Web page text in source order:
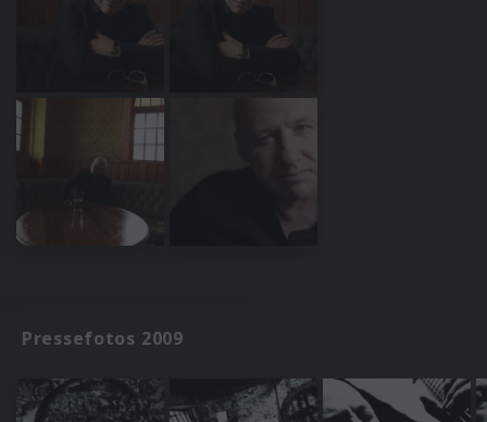
Pressefotos 2009